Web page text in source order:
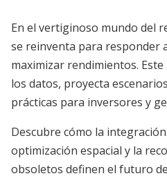
En el vertiginoso mundo del
se reinventa para responder
maximizar rendimientos.
los datos, proyecta
prácticas para inversores y
Descubre cómo la
optimización espacial y la
obsoletos definen el futuro